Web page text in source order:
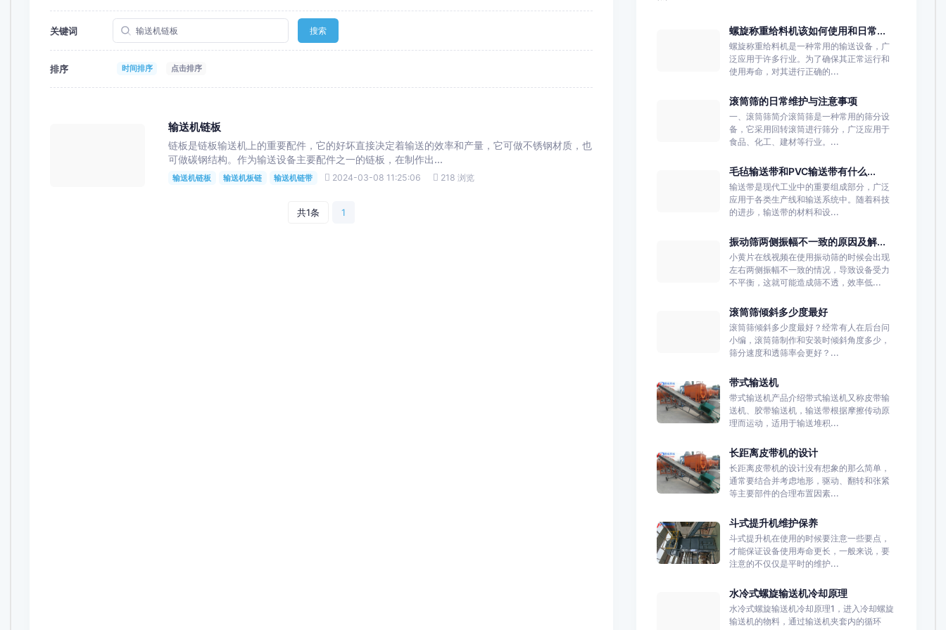
关键词 搜索
排序 时间排序 点击排序
输送机链板
链板是链板输送机上的重要配件，它的好坏直接决定着输送的效率和产量，它可做不锈钢材质，也
可做碳钢结构。作为输送设备主要配件之一的链板，在制作出...
输送机链板 输送机板链 输送机链带 2024-03-08 11:25:06 218 浏览
共1条 1
螺旋称重给料机该如何使用和日常...
螺旋称重给料机是一种常用的输送设备，广
泛应用于许多行业。为了确保其正常运行和
使用寿命，对其进行正确的...
滚筒筛的日常维护与注意事项
一、滚筒筛简介滚筒筛是一种常用的筛分设
备，它采用回转滚筒进行筛分，广泛应用于
食品、化工、建材等行业。...
毛毡输送带和PVC输送带有什么...
输送带是现代工业中的重要组成部分，广泛
应用于各类生产线和输送系统中。随着科技
的进步，输送带的材料和设...
振动筛两侧振幅不一致的原因及解...
小黄片在线视频在使用振动筛的时候会出现
左右两侧振幅不一致的情况，导致设备受力
不平衡，这就可能造成筛不透，效率低...
滚筒筛倾斜多少度最好
滚筒筛倾斜多少度最好？经常有人在后台问
小编，滚筒筛制作和安装时倾斜角度多少，
筛分速度和透筛率会更好？...
带式输送机
带式输送机产品介绍带式输送机又称皮带输
送机、胶带输送机，输送带根据摩擦传动原
理而运动，适用于输送堆积...
长距离皮带机的设计
长距离皮带机的设计没有想象的那么简单，
通常要结合并考虑地形，驱动、翻转和张紧
等主要部件的合理布置因素...
斗式提升机维护保养
斗式提升机在使用的时候要注意一些要点，
才能保证设备使用寿命更长，一般来说，要
注意的不仅仅是平时的维护...
水冷式螺旋输送机冷却原理
水冷式螺旋输送机冷却原理1，进入冷却螺旋
输送机的物料，通过输送机夹套内的循环